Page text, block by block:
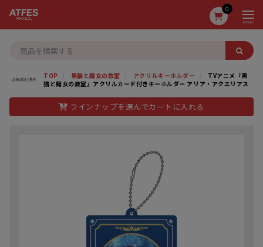
0
MENU
TOP 黒猫と魔女の教室 アクリルキーホルダー
TVアニメ『黒
猫と魔女の教室』アクリルカード付きキーホルダー アリア・アクエリアス
ラインナップを選んでカートに入れる